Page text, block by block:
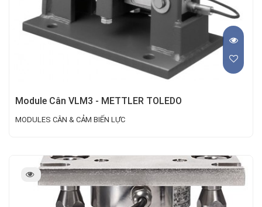
Module Cân VLM3 - METTLER TOLEDO
MODULES CÂN & CẢM BIẾN LỰC